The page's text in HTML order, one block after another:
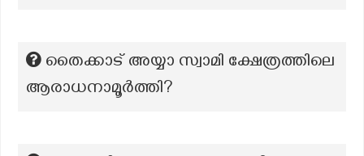
തൈക്കാട് അയ്യാ സ്വാമി ക്ഷേത്രത്തിലെ
ആരാധനാമൂർത്തി?